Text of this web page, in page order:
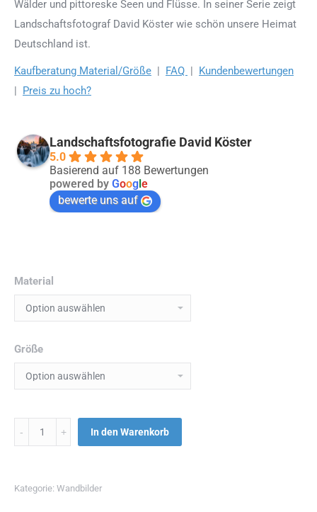
Wälder und pittoreske Seen und Flüsse. In seiner Serie zeigt
Landschaftsfotograf David Köster wie schön unsere Heimat
Deutschland ist.
Kaufberatung Material/Größe | FAQ | Kundenbewertungen
| Preis zu hoch?
Landschaftsfotografie David Köster
5.0
Basierend auf 188 Bewertungen
powered by Google
bewerte uns auf
Material
Größe
Menge In den Warenkorb
Kategorie: Wandbilder